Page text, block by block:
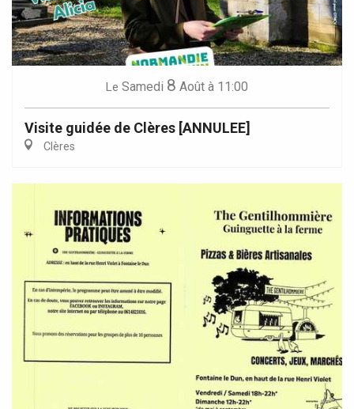
Le Samedi 8 Août à 11:00
Visite guidée de Clères [ANNULEE]
Clères